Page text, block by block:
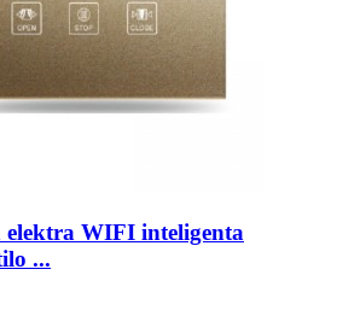
elektra WIFI inteligenta
...